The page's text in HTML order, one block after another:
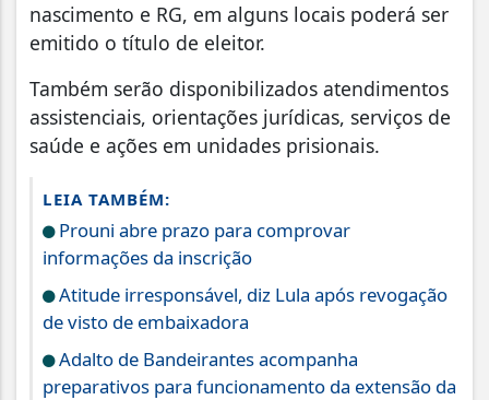
nascimento e RG, em alguns locais poderá ser
emitido o título de eleitor.
Também serão disponibilizados atendimentos
assistenciais, orientações jurídicas, serviços de
saúde e ações em unidades prisionais.
LEIA TAMBÉM:
Prouni abre prazo para comprovar
informações da inscrição
Atitude irresponsável, diz Lula após revogação
de visto de embaixadora
Adalto de Bandeirantes acompanha
preparativos para funcionamento da extensão da